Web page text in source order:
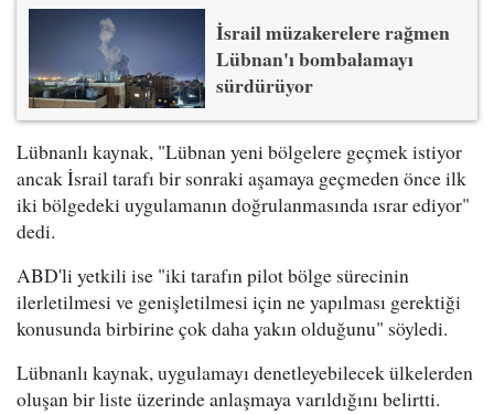
İsrail müzakerelere rağmen
Lübnan'ı bombalamayı
sürdürüyor
Lübnanlı kaynak, "Lübnan yeni bölgelere geçmek istiyor
ancak İsrail tarafı bir sonraki aşamaya geçmeden önce ilk
iki bölgedeki uygulamanın doğrulanmasında ısrar ediyor"
dedi.
ABD'li yetkili ise "iki tarafın pilot bölge sürecinin
ilerletilmesi ve genişletilmesi için ne yapılması gerektiği
konusunda birbirine çok daha yakın olduğunu" söyledi.
Lübnanlı kaynak, uygulamayı denetleyebilecek ülkelerden
oluşan bir liste üzerinde anlaşmaya varıldığını belirtti.